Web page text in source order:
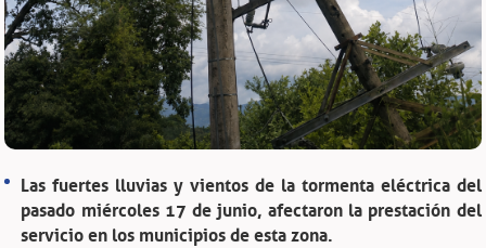
Las fuertes lluvias y vientos de la tormenta eléctrica del
pasado miércoles 17 de junio, afectaron la prestación del
servicio en los municipios de esta zona.